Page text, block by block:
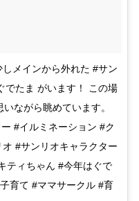
メインから外れた #サン
でたま がいます！ この場
ながら眺めています。
#イルミネーション #ク
#サンリオキャラクター
ティちゃん #今年はぐで
育て #ママサークル #育